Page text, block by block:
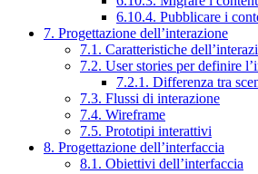
6.10.4. Pubblicare i
7. Progettazione dell’interazione
7.1. Caratteristiche
7.2. User stories per definire
7.2.1. Differenza tra
7.3. Flussi di interazione
7.4. Wireframe
7.5. Prototipi interattivi
8. Progettazione dell’interfaccia
8.1. Obiettivi dell’interfaccia